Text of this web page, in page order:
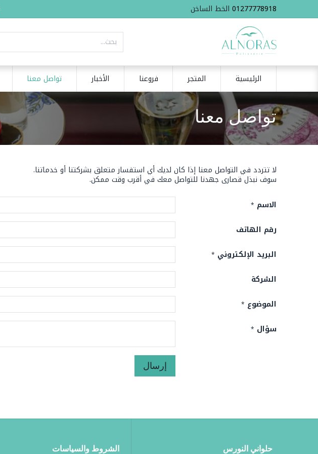
01277778918 الخط الساخن
الرئيسية المتجر فروعنا الأخبار تواصل معنا
تواصل معنا
لا تتردد في التواصل معنا إذا كان لديك أي استفسار متعلق بشركتنا أو خدماتنا.
سوف نبذل قصارى جهدنا للتواصل معك في أقرب وقت ممكن.
الاسم *
رقم الهاتف
البريد الإلكتروني *
الشركة
الموضوع *
سؤال *
إرسال
حلواني النورس الشروط والسياسات